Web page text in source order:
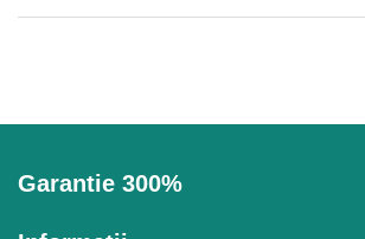
Garantie 300%